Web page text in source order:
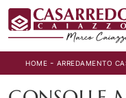
HOME - ARREDAMENTO